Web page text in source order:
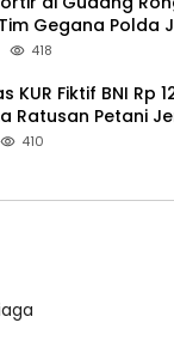
Gegana Polda
418
KUR Fiktif BNI Rp
Ratusan Petani
410